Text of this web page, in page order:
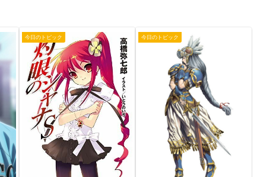
今日のトピック 今日のトピック